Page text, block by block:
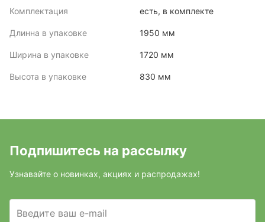
Комплектация есть, в комплекте
Длинна в упаковке 1950 мм
Ширина в упаковке 1720 мм
Высота в упаковке 830 мм
Подпишитесь на рассылку
Узнавайте о новинках, акциях и распродажах!
Введите ваш e-mail